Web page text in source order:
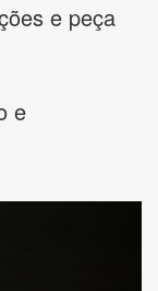
e peça
e